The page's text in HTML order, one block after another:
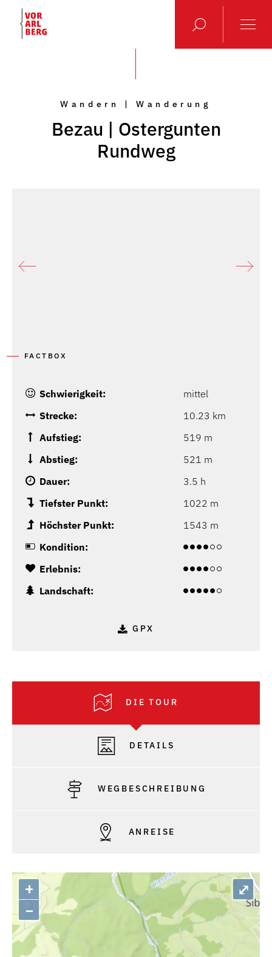
Wandern | Wanderung
Bezau | Ostergunten
Rundweg
FACTBOX
Schwierigkeit:
mittel
Strecke:
10.23 km
Aufstieg:
519 m
Abstieg:
521 m
Dauer:
3.5 h
Tiefster Punkt:
1022 m
Höchster Punkt:
1543 m
Kondition:
Erlebnis:
Landschaft:
GPX
DIE TOUR
DETAILS
WEGBESCHREIBUNG
ANREISE
+
–
⤢